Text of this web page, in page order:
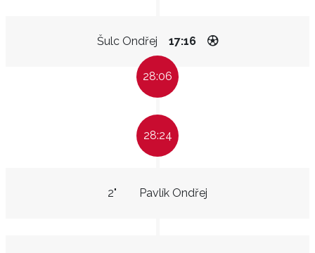
Šulc Ondřej 17:16
28:06
28:24
Pavlík Ondřej
2"